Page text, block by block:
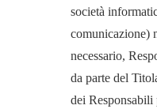
società
comunicazione)
necessario,
da parte del
dei Responsabili